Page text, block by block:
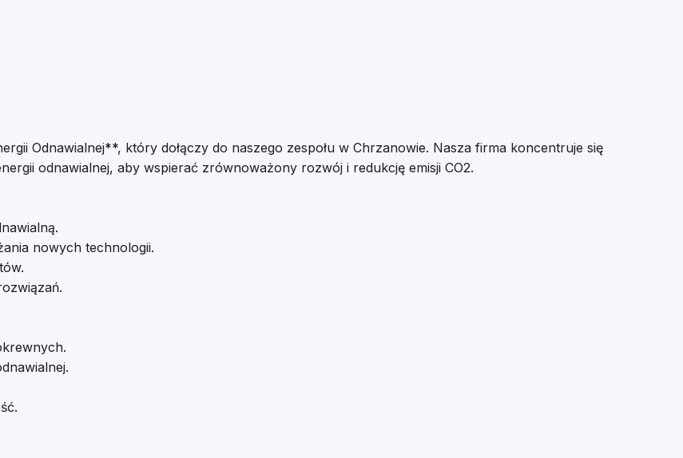
Odnawialnej**, który dołączy do naszego zespołu w Chrzanowie. Nasza firma koncentruje się
odnawialnej, aby wspierać zrównoważony rozwój i redukcję emisji CO2.
nowych technologii.